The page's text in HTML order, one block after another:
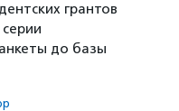
грантов
до базы